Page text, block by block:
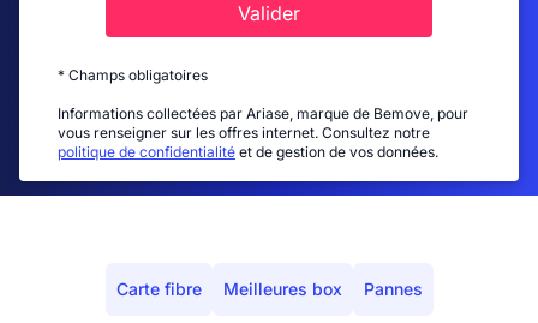
Valider
* Champs obligatoires
Informations collectées par Ariase, marque de Bemove, pour
vous renseigner sur les offres internet. Consultez notre
politique de confidentialité et de gestion de vos données.
Carte fibre Meilleures box Pannes